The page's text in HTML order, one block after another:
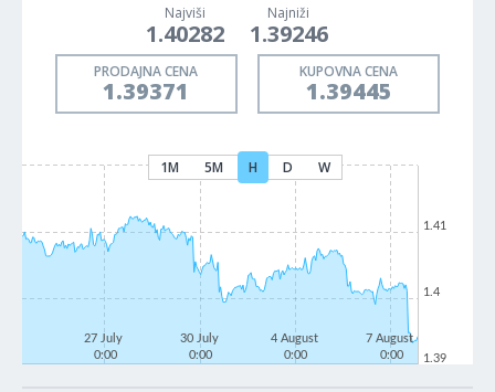
Najviši
1.40282
Najniži
1.39246
PRODAJNA CENA
1.39371
KUPOVNA CENA
1.39445
1M 5M H D W
27 July
0:00
30 July
0:00
4 August
0:00
7 August
0:00
1.39
1.4
1.41